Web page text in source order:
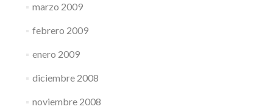
marzo 2009
febrero 2009
enero 2009
diciembre 2008
noviembre 2008